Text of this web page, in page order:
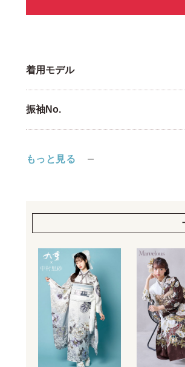
着用モデル
振袖No.
もっと見る